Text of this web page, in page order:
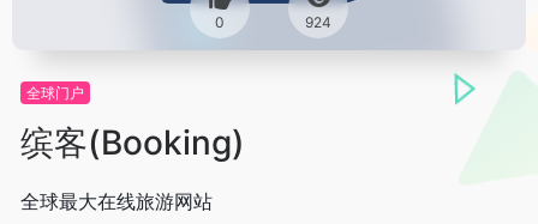
0 924
全球门户
缤客(Booking)
全球最大在线旅游网站